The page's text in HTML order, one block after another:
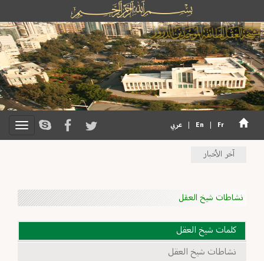
En Fr عربي
آخر الأخبار
نشاطات شيخ العقل
كلمات شيخ العقل
نشاطات شيخ العقل